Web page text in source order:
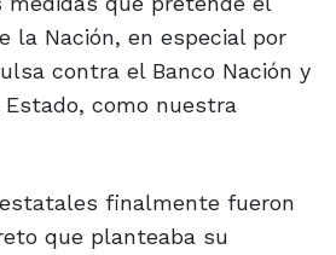
la Nación, en especial por
contra el Banco Nación y
como nuestra
finalmente fueron
que planteaba su